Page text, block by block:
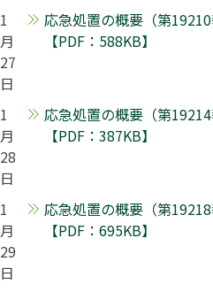
1
月
27
日
応急処置の概要（第19210
【PDF：588KB】
1
月
28
日
応急処置の概要（第19214
【PDF：387KB】
1
月
29
日
応急処置の概要（第19218
【PDF：695KB】